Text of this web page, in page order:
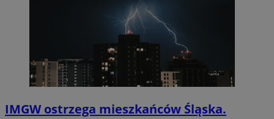
IMGW ostrzega mieszkańców Śląska.